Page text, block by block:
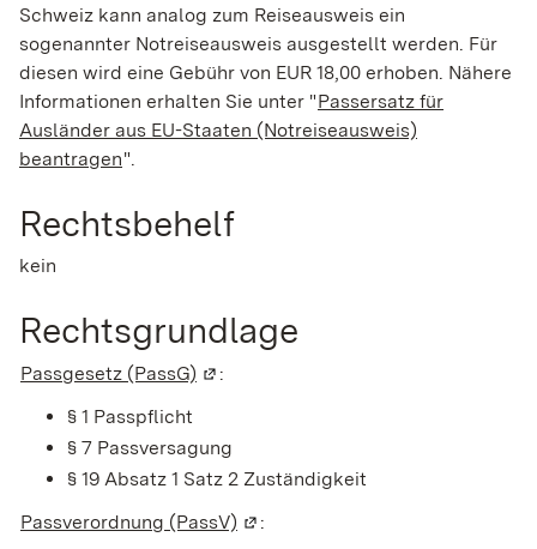
Schweiz kann analog zum Reiseausweis ein
sogenannter Notreiseausweis ausgestellt werden. Für
diesen wird eine Gebühr von EUR 18,00 erhoben. Nähere
Informationen erhalten Sie unter "Passersatz für
Ausländer aus EU-Staaten (Notreiseausweis)
beantragen".
Rechtsbehelf
kein
Rechtsgrundlage
Passgesetz (PassG) (Wird in einem neuen Fenster
:
§ 1 Passpflicht
§ 7 Passversagung
§ 19 Absatz 1 Satz 2 Zuständigkeit
Passverordnung (PassV) (Wird in einem neuen Fenster
: